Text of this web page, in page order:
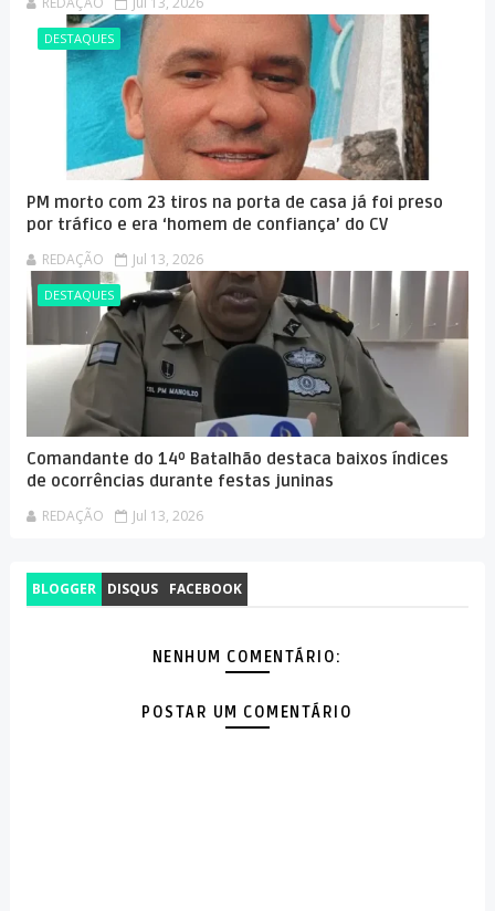
DESTAQUES
PM morto com 23 tiros na porta de casa já foi preso
por tráfico e era ‘homem de confiança’ do CV
REDAÇÃO Jul 13, 2026
DESTAQUES
Comandante do 14º Batalhão destaca baixos índices
de ocorrências durante festas juninas
REDAÇÃO Jul 13, 2026
BLOGGER DISQUS FACEBOOK
NENHUM COMENTÁRIO:
POSTAR UM COMENTÁRIO